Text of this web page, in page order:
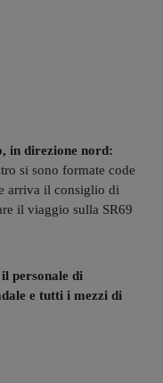
in direzione nord:
si sono formate code
arriva il consiglio di
il viaggio sulla SR69
personale di
e tutti i mezzi di